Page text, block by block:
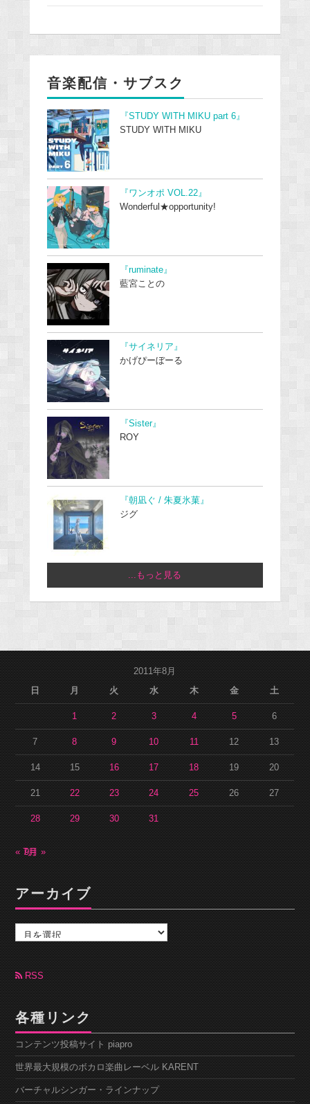
音楽配信・サブスク
『STUDY WITH MIKU part 6』
STUDY WITH MIKU
『ワンオポ VOL.22』
Wonderful★opportunity!
『ruminate』
藍宮ことの
『サイネリア』
かげぴーぼーる
『Sister』
ROY
『朝凪ぐ / 朱夏氷菓』
ジグ
...もっと見る
2011年8月
日
月 火 水 木 金 土
1 2 3 4 5 6
7 8 9 10 11 12 13
14 15 16 17 18 19 20
21 22 23 24 25 26 27
28 29 30 31
« 7月9月 »
アーカイブ
カ
ブ RSS
各種リンク
コンテンツ投稿サイト piapro
世界最大規模のボカロ楽曲レーベル KARENT
バーチャルシンガー・ラインナップ